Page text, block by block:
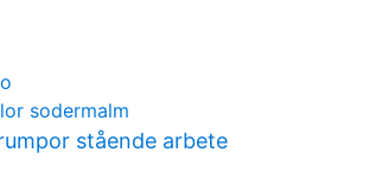
sodermalm
stående arbete